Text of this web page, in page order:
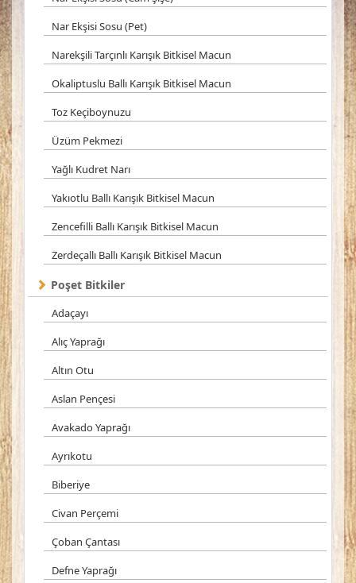
Nar Ekşisi Sosu (Pet)
Narekşili Tarçınlı Karışık Bitkisel Macun
Okaliptuslu Ballı Karışık Bitkisel Macun
Toz Keçiboynuzu
Üzüm Pekmezi
Yağlı Kudret Narı
Yakıotlu Ballı Karışık Bitkisel Macun
Zencefilli Ballı Karışık Bitkisel Macun
Zerdeçallı Ballı Karışık Bitkisel Macun
Poşet Bitkiler
Adaçayı
Alıç Yaprağı
Altın Otu
Aslan Pençesi
Avakado Yaprağı
Ayrıkotu
Biberiye
Civan Perçemi
Çoban Çantası
Defne Yaprağı